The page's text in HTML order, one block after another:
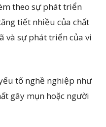
theo sự phát triển
tiết nhiều của chất
và sự phát triển của vi
tố nghề nghiệp như
gây mụn hoặc người